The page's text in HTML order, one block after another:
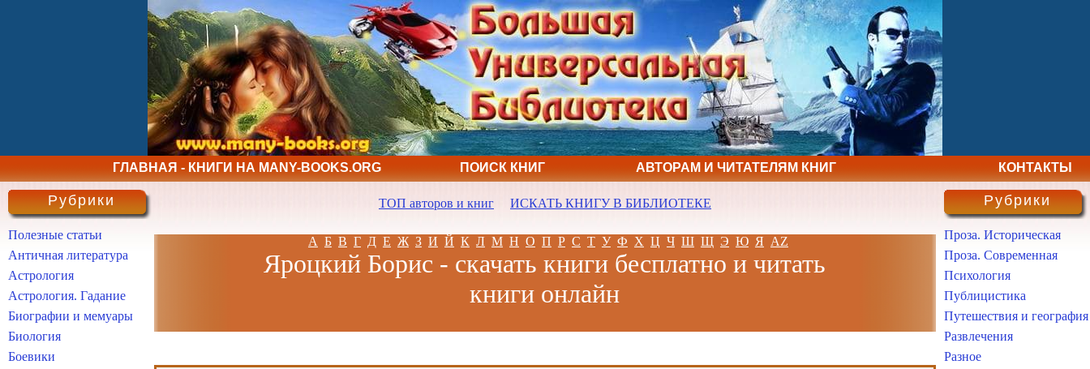
ГЛАВНАЯ - КНИГИ НА MANY-BOOKS.ORG ПОИСК КНИГ АВТОРАМ И ЧИТАТЕЛЯМ КНИГ КОНТАКТЫ
ТОП авторов и книг ИСКАТЬ КНИГУ В БИБЛИОТЕКЕ
А Б В Г Д Е Ж З И Й К Л М Н О П Р С Т У Ф Х Ц Ч Ш Щ Э Ю Я AZ
Яроцкий Борис - скачать книги бесплатно и читать
книги онлайн
Рубрики
Полезные статьи
Античная литература
Астрология
Астрология. Гадание
Биографии и мемуары
Биология
Боевики
Рубрики
Проза. Историческая
Проза. Современная
Психология
Публицистика
Путешествия и география
Развлечения
Разное